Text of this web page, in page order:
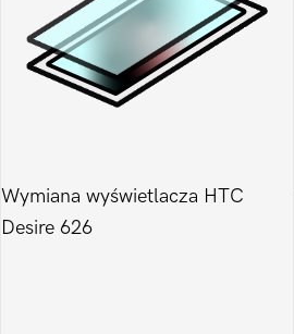
Wymiana wyświetlacza HTC
Desire 626